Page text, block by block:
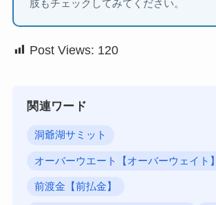
肢もチェックしてみてください。
Post Views: 120
関連ワード
洞爺湖サミット
オーバーウエート【オーバーウェイト】
前渡金【前払金】